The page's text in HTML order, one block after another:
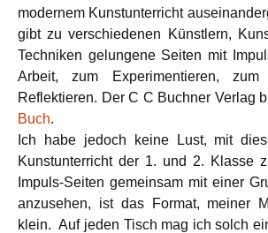
modernem Kunstunterricht
gibt zu verschiedenen Künstlern,
Techniken gelungene Seiten mit
Arbeit, zum Experimentieren, zum
Reflektieren. Der C C Buchner Verlag
Buch.
Ich habe jedoch keine Lust, mit
Kunstunterricht der 1. und 2. Klasse
Impuls-Seiten gemeinsam mit einer
anzusehen, ist das Format, meiner
klein. Auf jeden Tisch mag ich solch